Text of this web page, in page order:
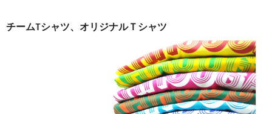
チームTシャツ、オリジナルＴシャツ